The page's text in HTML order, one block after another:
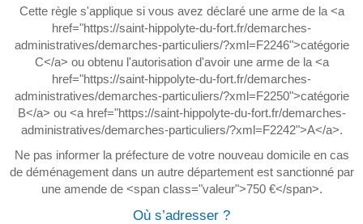
Cette règle s'applique si vous avez déclaré une arme de la <a
href="https://saint-hippolyte-du-fort.fr/demarches-
administratives/demarches-particuliers/?xml=F2246">catégorie
C</a> ou obtenu l'autorisation d'avoir une arme de la <a
href="https://saint-hippolyte-du-fort.fr/demarches-
administratives/demarches-particuliers/?xml=F2250">catégorie
B</a> ou <a href="https://saint-hippolyte-du-fort.fr/demarches-
administratives/demarches-particuliers/?xml=F2242">A</a>.
Ne pas informer la préfecture de votre nouveau domicile en cas
de déménagement dans un autre département est sanctionné par
une amende de <span class="valeur">750 €</span>.
Où s’adresser ?